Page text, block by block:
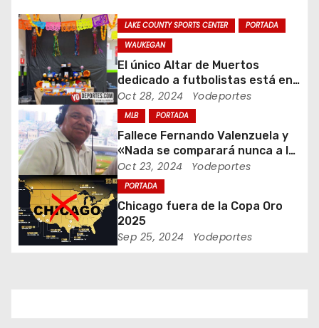
ó
n
d
e
e
n
t
r
a
LAKE COUNTY SPORTS CENTER
PORTADA
WAUKEGAN
El único Altar de Muertos
dedicado a futbolistas está en
Waukegan Indoor
Oct 28, 2024 Yodeportes
MLB PORTADA
Fallece Fernando Valenzuela y
«Nada se comparará nunca a la
Fernandomania» dijo Jaime
Jarrin
Oct 23, 2024 Yodeportes
PORTADA
Chicago fuera de la Copa Oro
2025
Sep 25, 2024 Yodeportes